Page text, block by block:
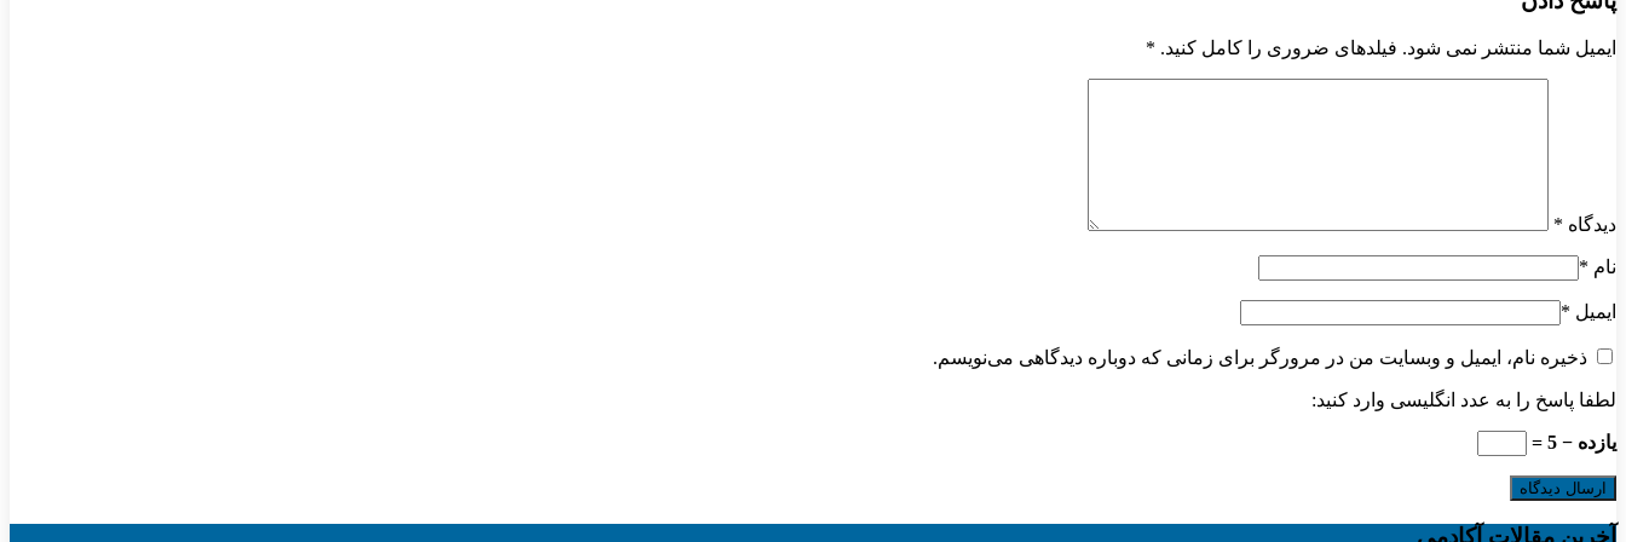
ایمیل شما منتشر نمی شود. فیلدهای ضروری را کامل کنید. *
دیدگاه *
نام *
ایمیل *
ذخیره نام، ایمیل و وبسایت من در مرورگر برای زمانی که دوباره دیدگاهی می‌نویسم.
لطفا پاسخ را به عدد انگلیسی وارد کنید:
یازده − 5 =
آخرین مقالات آکادمی